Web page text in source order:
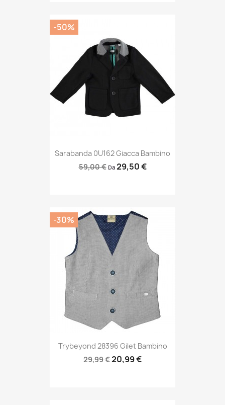
Sarabanda 0U162 Giacca Bambino
59,00 € Da 29,50 €
-50%
Trybeyond 28396 Gilet Bambino
29,99 €20,99 €
-30%